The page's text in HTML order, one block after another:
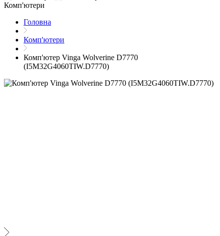
Комп'ютери
Головна
Комп'ютери
Комп'ютер Vinga Wolverine D7770
(I5M32G4060TIW.D7770)